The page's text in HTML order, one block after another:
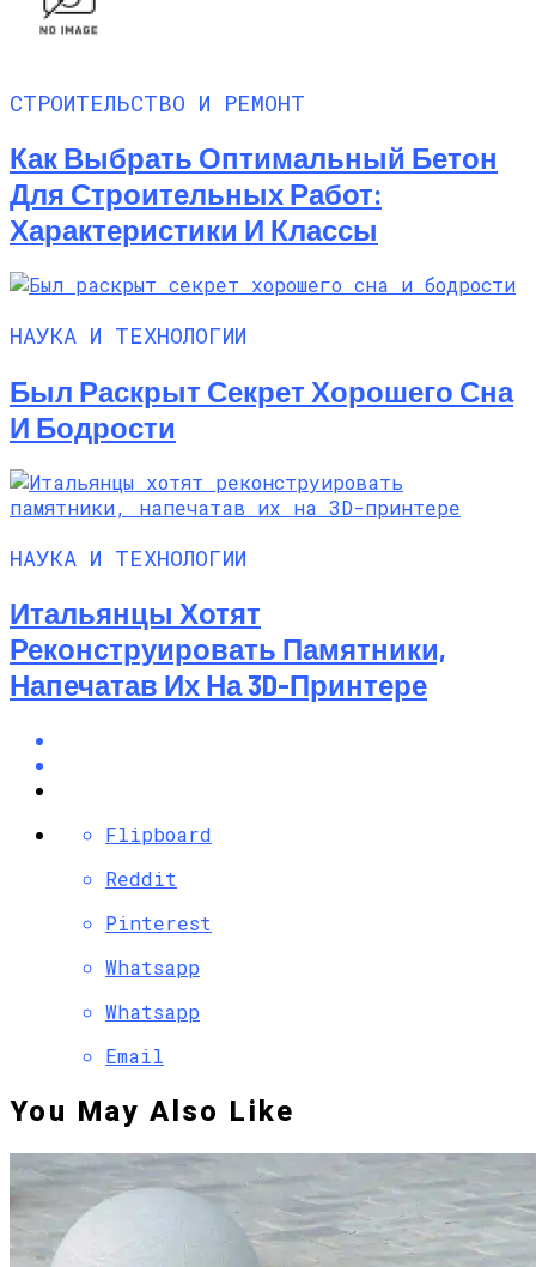
СТРОИТЕЛЬСТВО И РЕМОНТ
Как Выбрать Оптимальный Бетон
Для Строительных Работ:
Характеристики И Классы
НАУКА И ТЕХНОЛОГИИ
Был Раскрыт Секрет Хорошего Сна
И Бодрости
НАУКА И ТЕХНОЛОГИИ
Итальянцы Хотят
Реконструировать Памятники,
Напечатав Их На 3D-Принтере
Flipboard
Reddit
Pinterest
Whatsapp
Whatsapp
Email
You May Also Like